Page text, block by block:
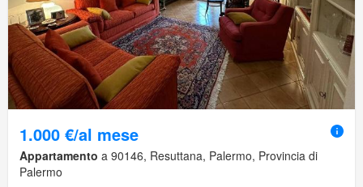
1.000 €/al mese
Appartamento a 90146, Resuttana, Palermo, Provincia di
Palermo